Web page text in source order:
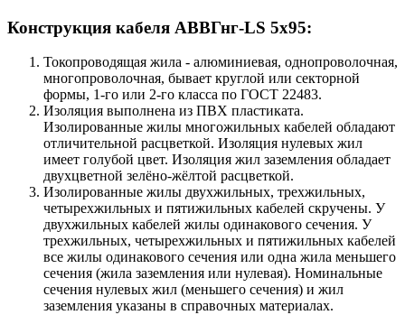
Конструкция кабеля AВВГнг-LS 5х95:
Токопроводящая жила - алюминиевая, однопроволочная,
многопроволочная, бывает круглой или секторной
формы, 1-го или 2-го класса по ГОСТ 22483.
Изоляция выполнена из ПВХ пластиката.
Изолированные жилы многожильных кабелей обладают
отличительной расцветкой. Изоляция нулевых жил
имеет голубой цвет. Изоляция жил заземления обладает
двухцветной зелёно-жёлтой расцветкой.
Изолированные жилы двухжильных, трехжильных,
четырехжильных и пятижильных кабелей скручены. У
двухжильных кабелей жилы одинакового сечения. У
трехжильных, четырехжильных и пятижильных кабелей
все жилы одинакового сечения или одна жила меньшего
сечения (жила заземления или нулевая). Номинальные
сечения нулевых жил (меньшего сечения) и жил
заземления указаны в справочных материалах.